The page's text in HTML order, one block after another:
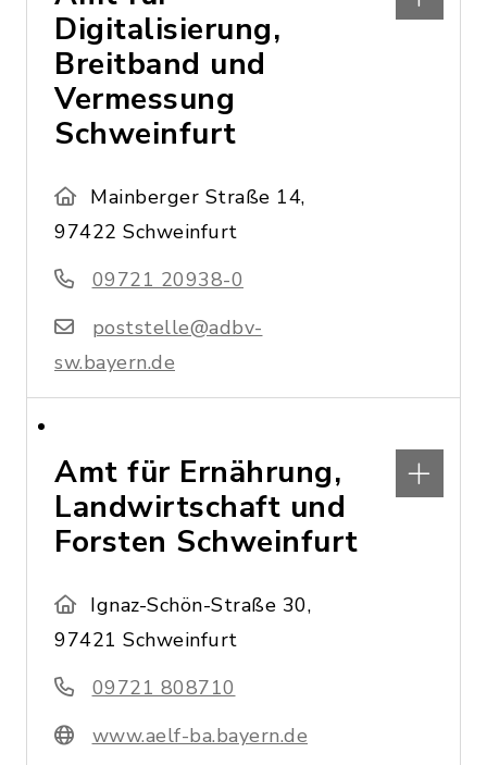
Digitalisierung,
Breitband und
Vermessung
Schweinfurt
Mainberger Straße 14,
97422 Schweinfurt
09721 20938-0
poststelle@adbv-
sw.bayern.de
Amt für Ernährung,
Landwirtschaft und
Forsten Schweinfurt
Ignaz-Schön-Straße 30,
97421 Schweinfurt
09721 808710
www.aelf-ba.bayern.de